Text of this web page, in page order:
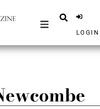
PARTNERS
LOGIN